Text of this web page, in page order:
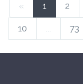
« 1 2
10 ... 73